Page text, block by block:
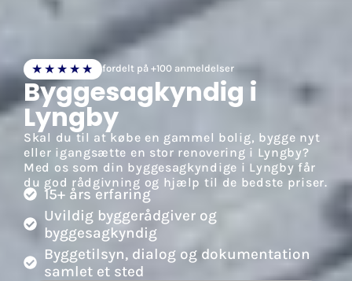
★★★★★ fordelt på +100 anmeldelser
Byggesagkyndig i
Lyngby
Skal du til at købe en gammel bolig, bygge nyt
eller igangsætte en stor renovering i Lyngby?
Med os som din byggesagkyndige i Lyngby får
du god rådgivning og hjælp til de bedste priser.
15+ års erfaring
Uvildig byggerådgiver og
byggesagkyndig
Byggetilsyn, dialog og dokumentation
samlet et sted